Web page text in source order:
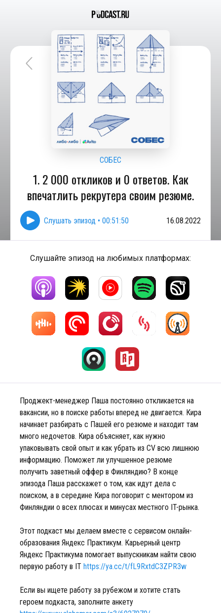
СОБЕС
1. 2 000 откликов и 0 ответов. Как
впечатлить рекрутера своим резюме.
Слушать эпизод • 00:51:50 16.08.2022
Слушайте эпизод на любимых платформах:
Проджект-менеджер Паша постоянно откликается на
вакансии, но в поиске работы вперед не двигается. Кира
начинает разбирать с Пашей его резюме и находит там
много недочетов. Кира объясняет, как нужно
упаковывать свой опыт и как убрать из CV всю лишнюю
информацию. Поможет ли улучшенное резюме
получить заветный оффер в Финляндию? В конце
эпизода Паша расскажет о том, как идут дела с
поиском, а в середине Кира поговорит с ментором из
Финляндии о всех плюсах и минусах местного IT-рынка.
Этот подкаст мы делаем вместе с сервисом онлайн-
образования Яндекс Практикум. Карьерный центр
Яндекс Практикума помогает выпускникам найти свою
первую работу в IT https://ya.cc/t/fL9RxtdC3ZPR3w
Если вы ищете работу за рубежом и хотите стать
героем подкаста, заполните анкету